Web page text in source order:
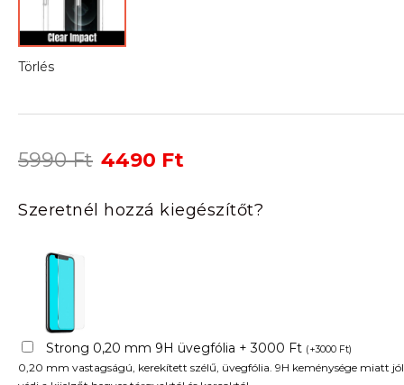
Törlés
5990Ft Original
was:
5990 Ft.
4490 Ft
is:
4490 Ft.
Szeretnél hozzá kiegészítőt?
Strong 0,20 mm 9H üvegfólia + 3000 Ft (+3000 Ft)
0,20 mm vastagságú, kerekített szélű, üvegfólia. 9H keménysége miatt jól